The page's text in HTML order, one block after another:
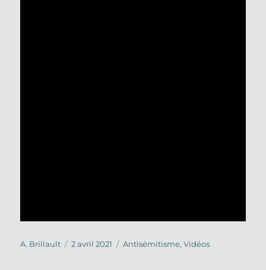
Auteur
A. Brillault
Publié
2 avril 2021 Catégories
Antisémitisme,Vidéos